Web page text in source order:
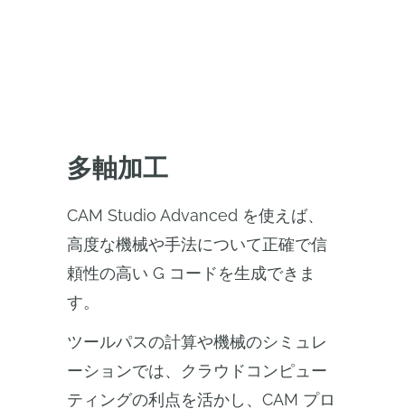
多軸加工
CAM Studio Advanced を使えば、
高度な機械や手法について正確で信
頼性の高い G コードを生成できま
す。
ツールパスの計算や機械のシミュレ
ーションでは、クラウドコンピュー
ティングの利点を活かし、CAM プロ